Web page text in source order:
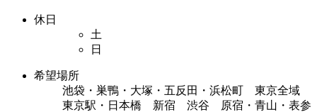
休日
土
日
希望場所
池袋・巣鴨・大塚・五反田・浜松町 東京全域
東京駅・日本橋 新宿 渋谷 原宿・青山・表参